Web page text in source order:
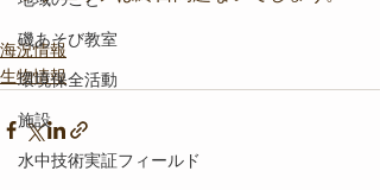
磯あそび教室
環境保全活動
施設
水中技術実証フィールド
海況情報
生物情報